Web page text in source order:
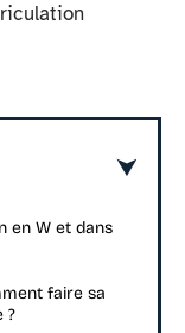
en W et dans
faire sa
?